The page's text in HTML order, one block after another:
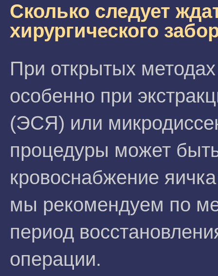
Сколько следует
хирургического
При открытых
особенно при
(ЭСЯ) или
процедуры может
кровоснабжение
мы рекомендуем по
период
операции.